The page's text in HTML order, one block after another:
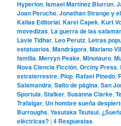
Hyperion,Ismael Martínez Biurrun,
Joan Perucho,Jonathan Strange y
Kailas Editorial,Karel Čapek,Kurt
movedizas, La guerra de las
Lavie Tidhar, Leo Perutz, Letras
estatuarios,Mandrágora,Mariano
familia,Mervyn Peake,Minotauro,
Nova Ciencia Ficción,Orciny Press,
extraterrestre, Plop, Rafael Pinedo,
Salamandra,Salto de página,San
Sportula,Stalker,Susanna Clarke,
Trafalgar, Un hombre sueña
Burroughs,Yasutaka Tsutsui,
eléctricas? |4 Respuestas